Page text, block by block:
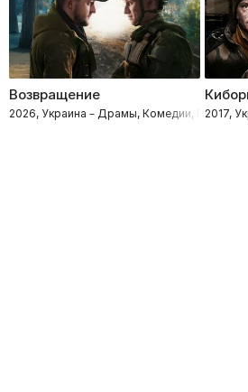
Возвращение
2026, Украина – Драмы, Комедии, 2017,